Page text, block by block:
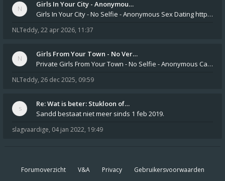
Girls In Your City - Anonymou…
Girls In Your City - No Selfie - Anonymous Sex Dating https://SecretPrivat.com Womens In Your Town - Anonymous S
NLTeddy, 22 apr 2026, 11:37
Girls From Your Town - No Ver…
Private Girls From Your Town - No Selfie - Anonymous Casual Dating https://PrivateLadyEscorts.com Private Lady In
NLTeddy, 26 dec 2025, 09:59
Re: Wat is beter: Stukloon of…
Sandd bestaat niet meer sinds 1 feb 2019.
slagvaardige, 04 jan 2022, 19:49
Forumoverzicht V&A Privacy Gebruikersvoorwaarden